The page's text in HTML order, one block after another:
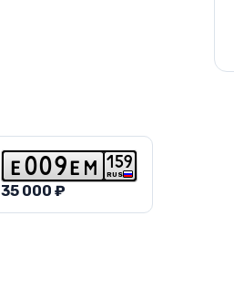
e 009 e m RUS
1 59
35 000 ₽